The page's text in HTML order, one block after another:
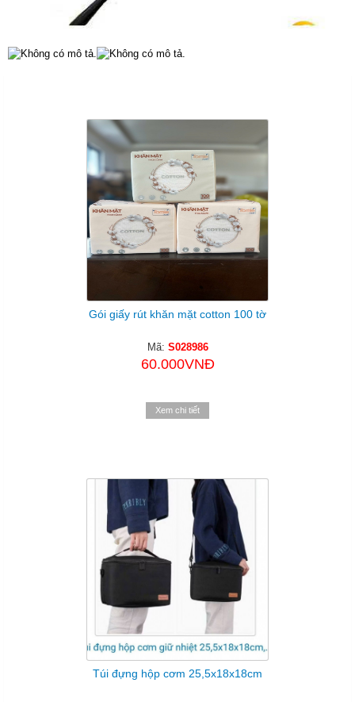
Gói giấy rút khăn mặt cotton 100 tờ
Mã: S028986
60.000VNĐ
Xem chi tiết
Túi đựng hộp cơm 25,5x18x18cm